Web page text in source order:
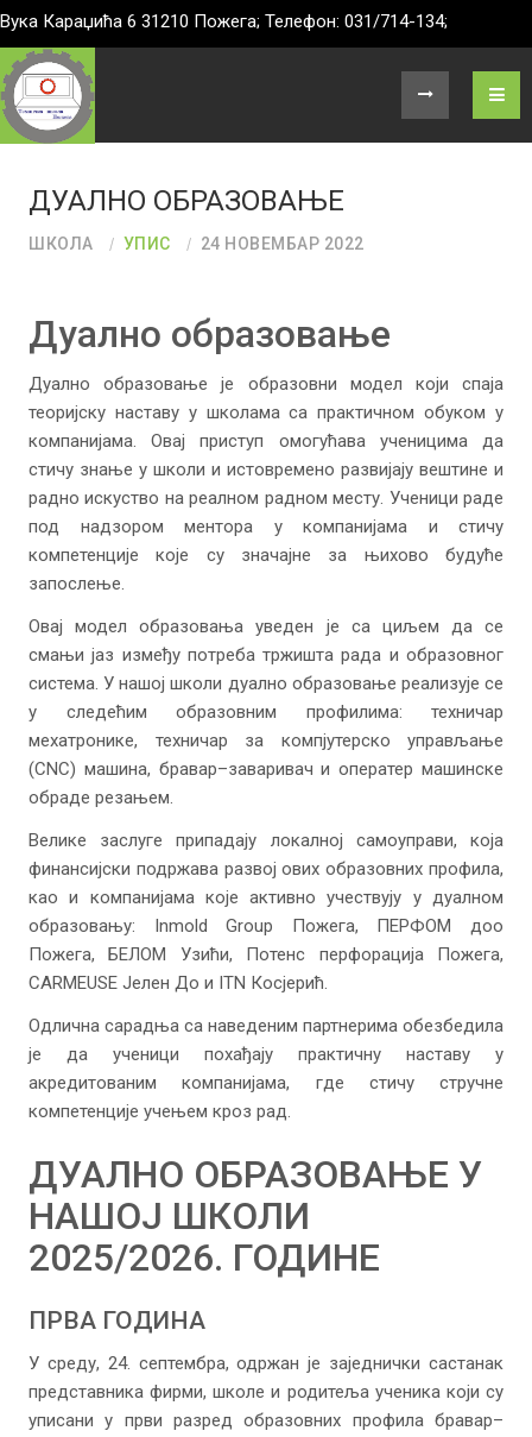
Вука Караџића 6 31210 Пожега; Телефон: 031/714-134;
ДУАЛНО ОБРАЗОВАЊЕ
ШКОЛА УПИС 24 НОВЕМБАР 2022
Дуално образовање
Дуално образовање је образовни модел који спаја
теоријску наставу у школама са практичном обуком у
компанијама. Овај приступ омогућава ученицима да
стичу знање у школи и истовремено развијају вештине и
радно искуство на реалном радном месту. Ученици раде
под надзором ментора у компанијама и стичу
компетенције које су значајне за њихово будуће
запослење.
Овај модел образовања уведен је са циљем да се
смањи јаз између потреба тржишта рада и образовног
система. У нашој школи дуално образовање реализује се
у следећим образовним профилима: техничар
мехатронике, техничар за компјутерско управљање
(CNC) машина, бравар–заваривач и оператер машинске
обраде резањем.
Велике заслуге припадају локалној самоуправи, која
финансијски подржава развој ових образовних профила,
као и компанијама које активно учествују у дуалном
образовању: Inmold Group Пожега, ПЕРФОМ доо
Пожега, БЕЛОМ Узићи, Потенс перфорација Пожега,
CARMEUSE Јелен До и ITN Косјерић.
Одлична сарадња са наведеним партнерима обезбедила
је да ученици похађају практичну наставу у
акредитованим компанијама, где стичу стручне
компетенције учењем кроз рад.
ДУАЛНО ОБРАЗОВАЊЕ У
НАШОЈ ШКОЛИ
2025/2026. ГОДИНЕ
ПРВА ГОДИНА
У среду, 24. септембра, одржан је заједнички састанак
представника фирми, школе и родитеља ученика који су
уписани у први разред образовних профила бравар–